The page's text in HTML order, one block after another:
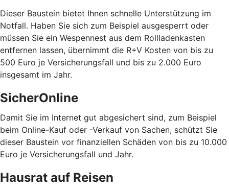
Dieser Baustein bietet Ihnen schnelle Unterstützung im
Notfall. Haben Sie sich zum Beispiel ausgesperrt oder
müssen Sie ein Wespennest aus dem Rollladenkasten
entfernen lassen, übernimmt die R+V Kosten von bis zu
500 Euro je Versicherungsfall und bis zu 2.000 Euro
insgesamt im Jahr.
SicherOnline
Damit Sie im Internet gut abgesichert sind, zum Beispiel
beim Online-Kauf oder -Verkauf von Sachen, schützt Sie
dieser Baustein vor finanziellen Schäden von bis zu 10.000
Euro je Versicherungsfall und Jahr.
Hausrat auf Reisen